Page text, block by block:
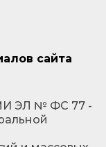
сайта
ЭЛ № ФС 77 -